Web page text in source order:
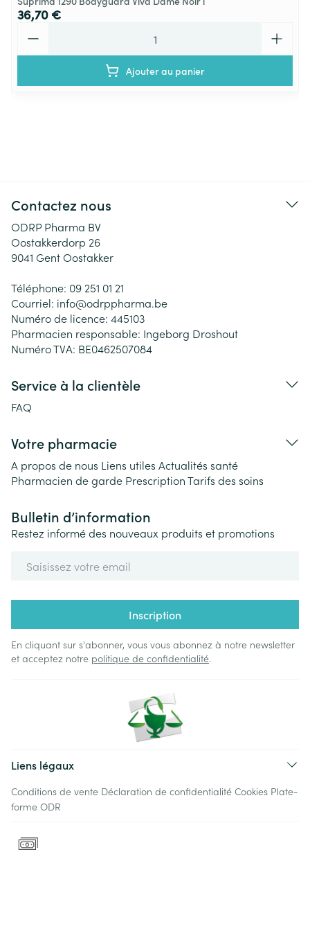
36,70 €
Ajouter au panier
Contactez nous
ODRP Pharma BV
Oostakkerdorp 26
9041 Gent Oostakker
Téléphone: 09 251 01 21
Courriel: info@odrppharma.be
Numéro de licence: 445103
Pharmacien responsable: Ingeborg Droshout
Numéro TVA: BE0462507084
Service à la clientèle
FAQ
Votre pharmacie
A propos de nous Liens utiles Actualités santé
Pharmacien de garde PrescriptionTarifs des soins
Bulletin d’information
Restez informé des nouveaux produits et promotions
Inscription
En cliquant sur s'abonner, vous vous abonnez à notre newsletter
et acceptez notre politique de confidentialité.
Liens légaux
Conditions de vente Déclaration de confidentialité Cookies Plate-
forme ODR